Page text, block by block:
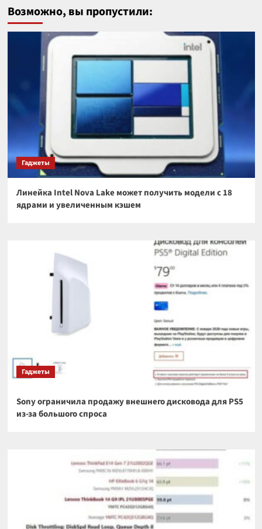
Возможно, вы пропустили:
Гаджеты
Линейка Intel Nova Lake может получить модели с 18
ядрами и увеличенным кэшем
Гаджеты
Sony ограничила продажу внешнего дисковода для PS5
из-за большого спроса